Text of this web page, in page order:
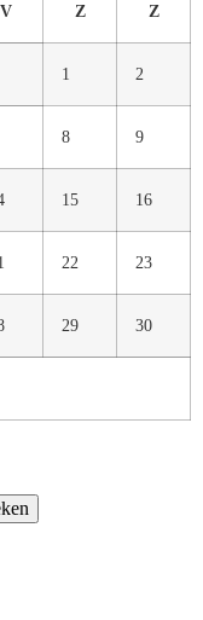
V Z Z
1 2
8 9
15 16
22 23
29 30